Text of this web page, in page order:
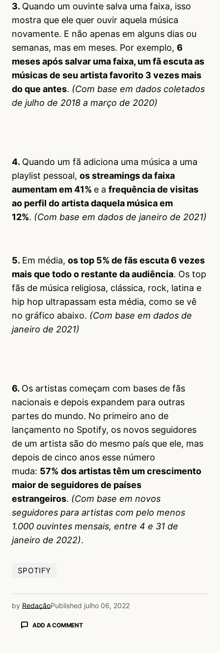
3. Quando um ouvinte salva uma faixa, isso
mostra que ele quer ouvir aquela música
novamente. E não apenas em alguns dias ou
semanas, mas em meses. Por exemplo, 6
meses após salvar uma faixa, um fã escuta as
músicas de seu artista favorito 3 vezes mais
do que antes. (Com base em dados coletados
de julho de 2018 a março de 2020)
4. Quando um fã adiciona uma música a uma
playlist pessoal, os streamings da faixa
aumentam em 41% e a frequência de visitas
ao perfil do artista daquela música em
12%. (Com base em dados de janeiro de 2021)
5. Em média, os top 5% de fãs escuta 6 vezes
mais que todo o restante da audiência. Os top
fãs de música religiosa, clássica, rock, latina e
hip hop ultrapassam esta média, como se vê
no gráfico abaixo. (Com base em dados de
janeiro de 2021)
6. Os artistas começam com bases de fãs
nacionais e depois expandem para outras
partes do mundo. No primeiro ano de
lançamento no Spotify, os novos seguidores
de um artista são do mesmo país que ele, mas
depois de cinco anos esse número
muda: 57% dos artistas têm um crescimento
maior de seguidores de países
estrangeiros. (Com base em novos
seguidores para artistas com pelo menos
1.000 ouvintes mensais, entre 4 e 31 de
janeiro de 2022).
SPOTIFY
by RedaçãoPublished julho 06, 2022
ADD A COMMENT